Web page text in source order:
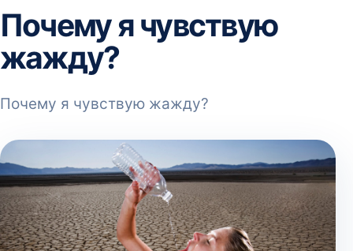
Почему я чувствую
жажду?
Почему я чувствую жажду?